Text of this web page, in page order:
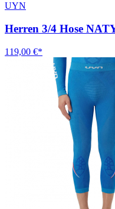
UYN
Herren 3/4 Hose
119,00 €*